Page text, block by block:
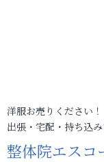
洋服お売りください
出張・宅配・持ち込み
整体院エスコ